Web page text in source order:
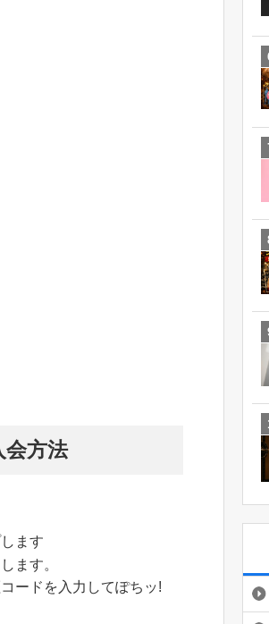
方法
ます
ます。
ードを入力してぽちッ!